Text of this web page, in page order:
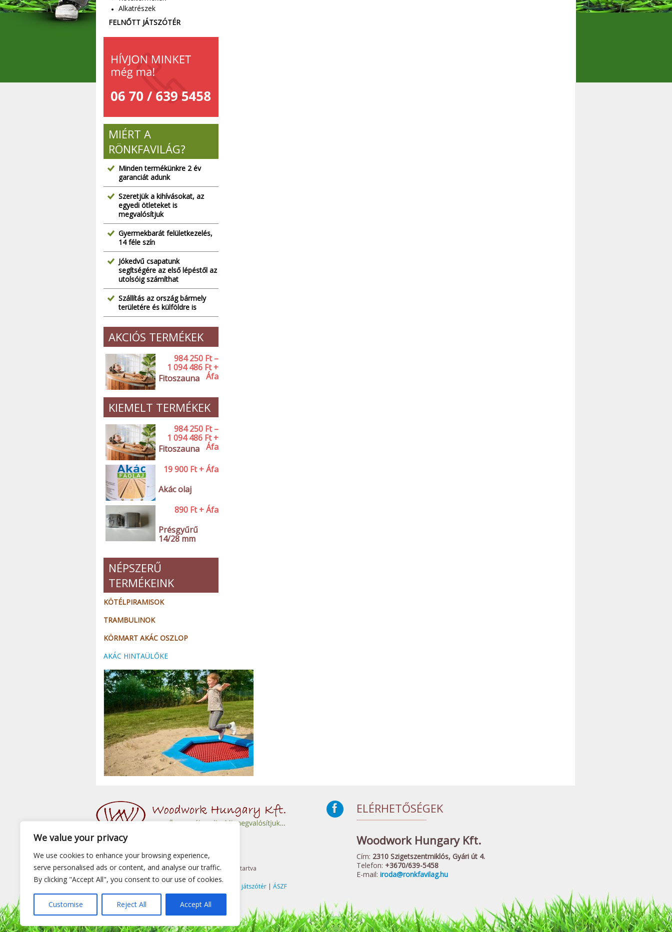
We value your privacy
We use cookies to enhance your browsing experience,
serve personalised ads or content, and analyse our traffic.
By clicking "Accept All", you consent to our use of cookies.
Customise Reject All Accept All
Alkatrészek
FELNŐTT JÁTSZÓTÉR
MIÉRT A
RÖNKFAVILÁG?
Minden termékünkre 2 év
garanciát adunk
Szeretjük a kihívásokat, az
egyedi ötleteket is
megvalósítjuk
Gyermekbarát felületkezelés,
14 féle szín
Jókedvű csapatunk
segítségére az első lépéstől az
utolsóig számíthat
Szállítás az ország bármely
területére és külföldre is
AKCIÓS TERMÉKEK
Fitoszauna
984 250 Ft –
1 094 486 Ft +
Áfa
KIEMELT TERMÉKEK
Fitoszauna
984 250 Ft –
1 094 486 Ft +
Áfa
Akác olaj
19 900 Ft + Áfa
Présgyűrű
14/28 mm
890 Ft + Áfa
NÉPSZERŰ
TERMÉKEINK
KÖTÉLPIRAMISOK
TRAMBULINOK
KÖRMART AKÁC OSZLOP
AKÁC HINTAÜLŐKE
ELÉRHETŐSÉGEK
Woodwork Hungary Kft.
Cím: 2310 Szigetszentmiklós, Gyári út 4.
Telefon: +3670/639-5458
E-mail: iroda@ronkfavilag.hu
© 2015 Woodwork Hungary Kft. - Minden Jog Fenntartva
Készítette:Webshopguru.hu
Játszótéri eszközök
Felnőtt játszótér | ÁSZF